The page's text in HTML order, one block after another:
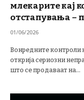
млекарите кај
отстапувања –
01/06/2026
Вонредните контроли
открија сериозни
што се продаваат на…